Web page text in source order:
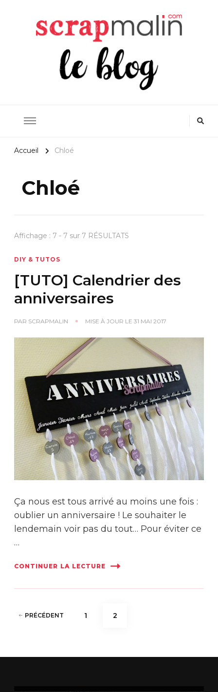
Le Blog Loisirs Créatifs
Accueil Chloé
Chloé
Affichage : 7 - 7 sur 7 RÉSULTATS
DIY & TUTOS
[TUTO] Calendrier des
anniversaires
PAR SCRAPMALIN MISE À JOUR LE 31 MAI 2017
Ça nous est tous arrivé au moins une fois :
oublier un anniversaire ! Le souhaiter le
lendemain voir pas du tout… Pour éviter ce
…
CONTINUER LA LECTURE
Pagination
PRÉCÉDENT PAGE
1 PAGE
2